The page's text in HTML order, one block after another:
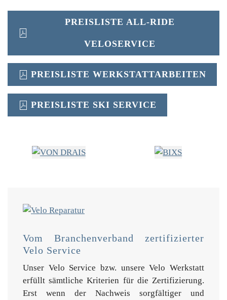
PREISLISTE ALL-RIDE
VELOSERVICE
PREISLISTE WERKSTATTARBEITEN
PREISLISTE SKI SERVICE
Vom Branchenverband zertifizierter
Velo Service
Unser Velo Service bzw. unsere Velo Werkstatt
erfüllt sämtliche Kriterien für die Zertifizierung.
Erst wenn der Nachweis sorgfältiger und